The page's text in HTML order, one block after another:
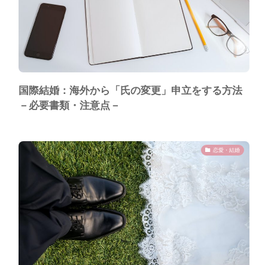
国際結婚：海外から「氏の変更」申立をする方法
－必要書類・注意点－
恋愛・結婚